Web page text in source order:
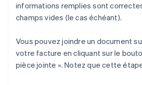
informations remplies sont
champs vides (le cas échéant).
Vous pouvez joindre un document
votre facture en cliquant sur le
pièce jointe ». Notez que cette